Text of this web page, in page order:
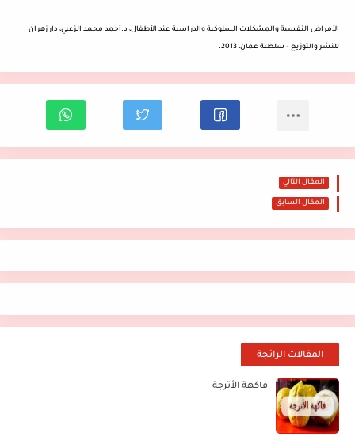
الأمراض النفسية والمشكلات السلوكية والدراسية عند الأطفال، د.أحمد محمد الزعبي، دار زهران
للنشر والتوزيع – سلطنة عمان، 2013.
المقال التالي
المقال السابق
المقالات الرائجة
فاكهة الأترجة